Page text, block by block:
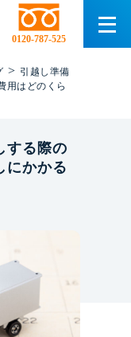
0120-787-525
> 引越し準備
用はどのくら
する際の
にかかる